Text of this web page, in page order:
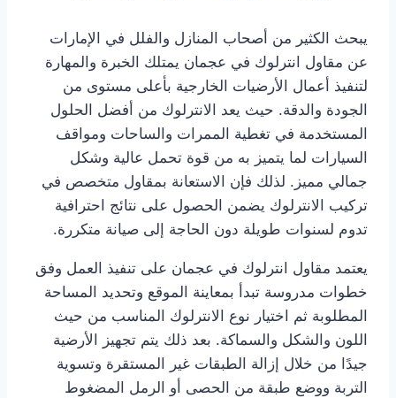
يبحث الكثير من أصحاب المنازل والفلل في الإمارات
عن مقاول انترلوك في عجمان يمتلك الخبرة والمهارة
لتنفيذ أعمال الأرضيات الخارجية بأعلى مستوى من
الجودة والدقة. حيث يعد الانترلوك من أفضل الحلول
المستخدمة في تغطية الممرات والساحات ومواقف
السيارات لما يتميز به من قوة تحمل عالية وشكل
جمالي مميز. لذلك فإن الاستعانة بمقاول متخصص في
تركيب الانترلوك يضمن الحصول على نتائج احترافية
تدوم لسنوات طويلة دون الحاجة إلى صيانة متكررة.
يعتمد مقاول انترلوك في عجمان على تنفيذ العمل وفق
خطوات مدروسة تبدأ بمعاينة الموقع وتحديد المساحة
المطلوبة ثم اختيار نوع الانترلوك المناسب من حيث
اللون والشكل والسماكة. بعد ذلك يتم تجهيز الأرضية
جيدًا من خلال إزالة الطبقات غير المستقرة وتسوية
التربة ووضع طبقة من الحصى أو الرمل المضغوط